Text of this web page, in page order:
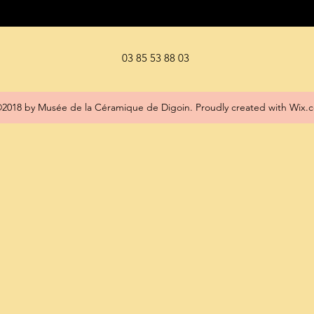
03 85 53 88 03
by Musée de la Céramique de Digoin. Proudly created with